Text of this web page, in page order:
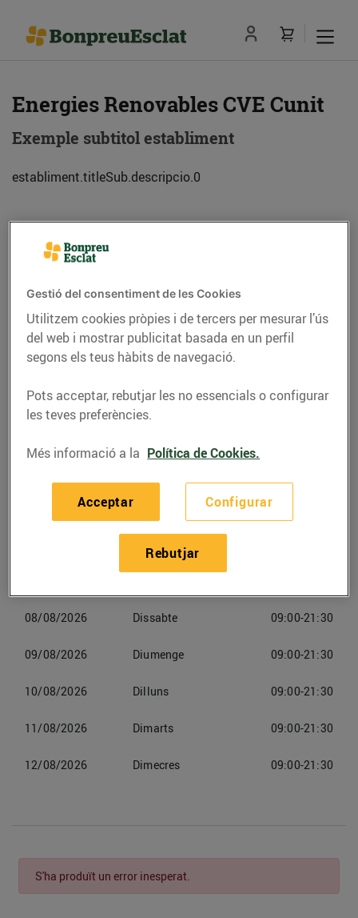
Energies Renovables CVE Cunit
Exemple subtitol establiment
establiment.titleSub.descripcio.0
Adreça
Cunit
Telèfon
Cunit
Dijous
08/08/2026 Dissabte 09:00-21:30
09/08/2026 Diumenge 09:00-21:30
10/08/2026 Dilluns 09:00-21:30
11/08/2026 Dimarts 09:00-21:30
12/08/2026 Dimecres 09:00-21:30
S'ha produït un error inesperat.
Gestió del consentiment de les Cookies
Utilitzem cookies pròpies i de tercers per mesurar l’ús
del web i mostrar publicitat basada en un perfil
segons els teus hàbits de navegació.
Pots acceptar, rebutjar les no essencials o configurar
les teves preferències.
Més informació a la Política de Cookies.
Configurar
Rebutjar
Acceptar